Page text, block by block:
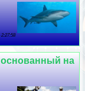
2:27:58
на